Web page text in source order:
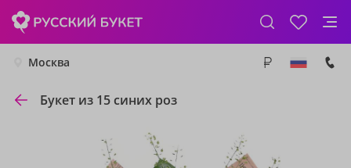
Москва
Букет из 15 синих роз